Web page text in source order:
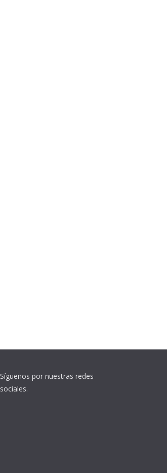
Síguenos por nuestras redes
sociales.